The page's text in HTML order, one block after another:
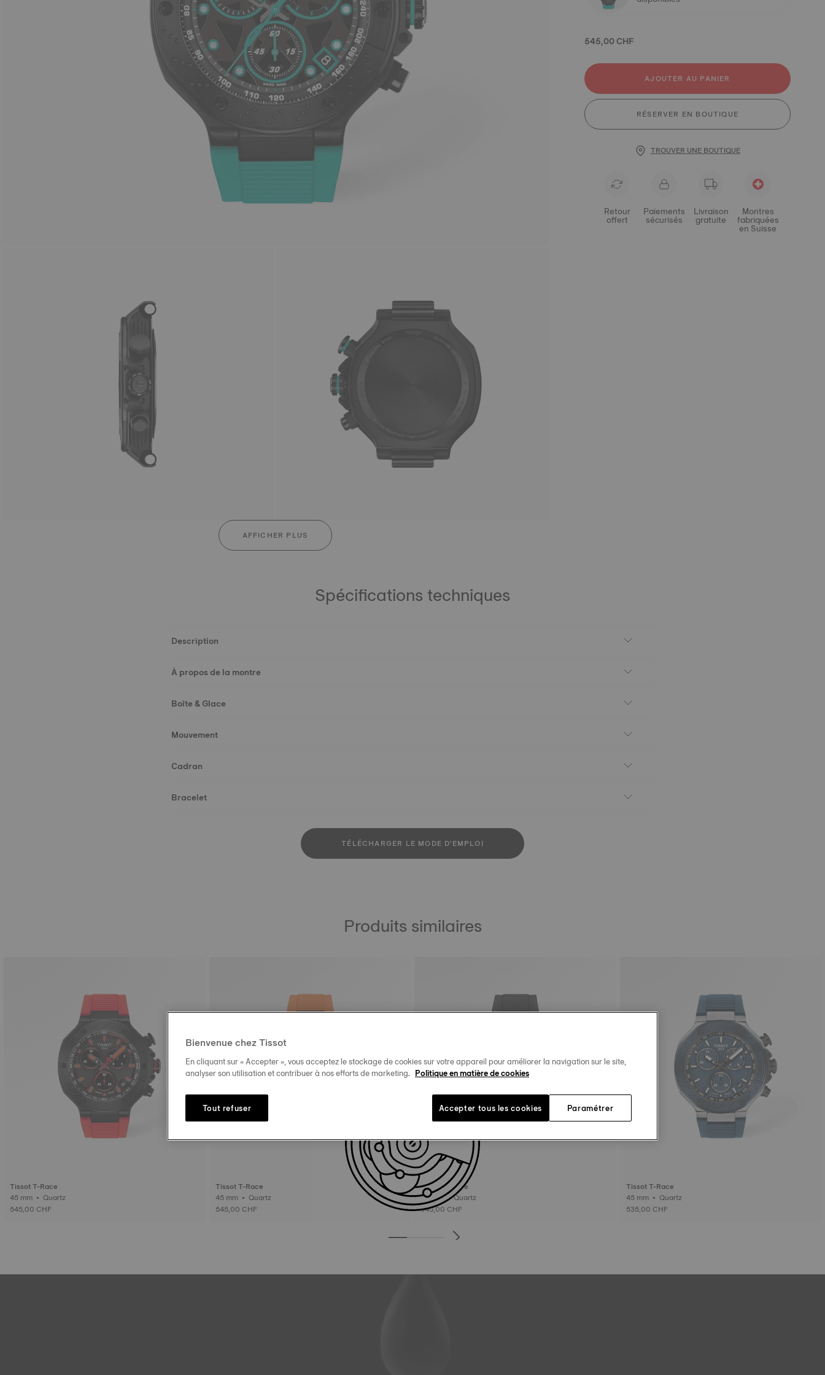
AFFICHER PLUS
545,00 CHF
AJOUTER AU PANIER
RÉSERVER EN BOUTIQUE
TROUVER UNE BOUTIQUE
Retour
offert
Paiements
sécurisés
Livraison
gratuite
Montres
fabriquées
en Suisse
Spécifications techniques
Description
À propos de la montre
Boîte & Glace
Mouvement
Cadran
Bracelet
TÉLÉCHARGER LE MODE D'EMPLOI
Produits similaires
Tissot T-Race
45 mm • Quartz
545,00 CHF
Tissot T-Race
45 mm • Quartz
545,00 CHF
Tissot T-Race
45 mm • Quartz
545,00 CHF
Tissot T-Race
45 mm • Quartz
535,00 CHF
Bienvenue chez Tissot
En cliquant sur « Accepter », vous acceptez le stockage de cookies sur votre appareil pour améliorer la navigation sur le site,
analyser son utilisation et contribuer à nos efforts de marketing. Politique en matière de cookies
Paramétrer
Tout refuser Accepter tous les cookies